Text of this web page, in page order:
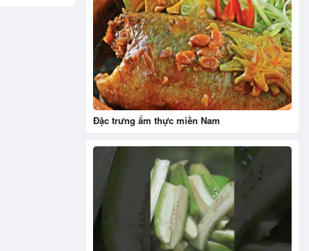
Đặc trưng ẩm thực miền Nam